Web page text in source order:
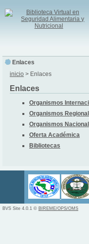
Enlaces
inicio > Enlaces
Enlaces
Organismos
Organismos
Organismos
Oferta Académica
Bibliotecas
BVS Site 4.0.1 © BIREME/OPS/OMS